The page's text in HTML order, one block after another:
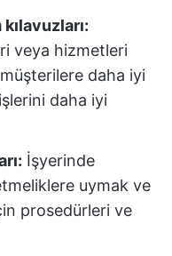
veya hizmetleri
daha iyi
daha iyi
İşyerinde
uymak ve
prosedürleri ve